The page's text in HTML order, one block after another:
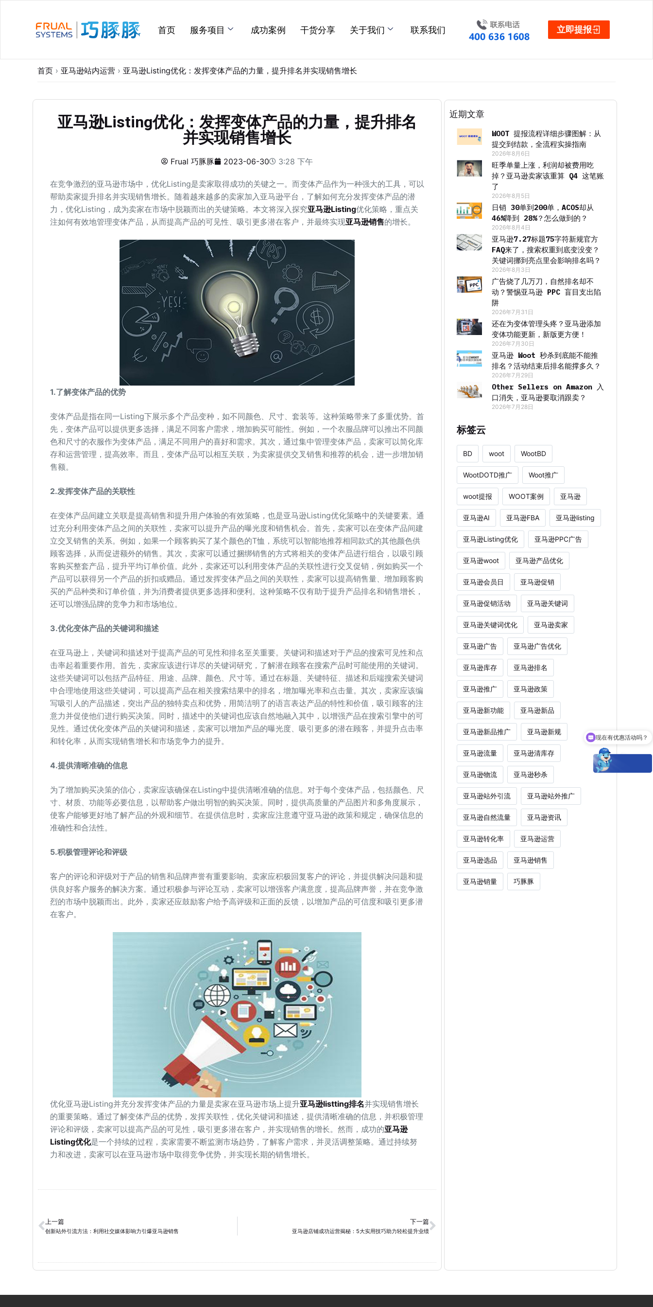
首页 服务项目 成功案例 干货分享 关于我们 联系我们 立即提报
首页 › 亚马逊站内运营 › 亚马逊Listing优化：发挥变体产品的力量，提升排名并实现销售增长
亚马逊Listing优化：发挥变体产品的力量，提升排名
并实现销售增长
Frual 巧豚豚 2023-06-30 3:28 下午
在竞争激烈的亚马逊市场中，优化Listing是卖家取得成功的关键之一。而变体产品作为一种强大的工具，可以
帮助卖家提升排名并实现销售增长。随着越来越多的卖家加入亚马逊平台，了解如何充分发挥变体产品的潜
力，优化Listing，成为卖家在市场中脱颖而出的关键策略。本文将深入探究亚马逊Listing优化策略，重点关
注如何有效地管理变体产品，从而提高产品的可见性、吸引更多潜在客户，并最终实现亚马逊销售的增长。
1.了解变体产品的优势
变体产品是指在同一Listing下展示多个产品变种，如不同颜色、尺寸、套装等。这种策略带来了多重优势。首
先，变体产品可以提供更多选择，满足不同客户需求，增加购买可能性。例如，一个衣服品牌可以推出不同颜
色和尺寸的衣服作为变体产品，满足不同用户的喜好和需求。其次，通过集中管理变体产品，卖家可以简化库
存和运营管理，提高效率。而且，变体产品可以相互关联，为卖家提供交叉销售和推荐的机会，进一步增加销
售额。
2.发挥变体产品的关联性
在变体产品间建立关联是提高销售和提升用户体验的有效策略，也是亚马逊Listing优化策略中的关键要素。通
过充分利用变体产品之间的关联性，卖家可以提升产品的曝光度和销售机会。首先，卖家可以在变体产品间建
立交叉销售的关系。例如，如果一个顾客购买了某个颜色的T恤，系统可以智能地推荐相同款式的其他颜色供
顾客选择，从而促进额外的销售。其次，卖家可以通过捆绑销售的方式将相关的变体产品进行组合，以吸引顾
客购买整套产品，提升平均订单价值。此外，卖家还可以利用变体产品的关联性进行交叉促销，例如购买一个
产品可以获得另一个产品的折扣或赠品。通过发挥变体产品之间的关联性，卖家可以提高销售量、增加顾客购
买的产品种类和订单价值，并为消费者提供更多选择和便利。这种策略不仅有助于提升产品排名和销售增长，
还可以增强品牌的竞争力和市场地位。
3.优化变体产品的关键词和描述
在亚马逊上，关键词和描述对于提高产品的可见性和排名至关重要。关键词和描述对于产品的搜索可见性和点
击率起着重要作用。首先，卖家应该进行详尽的关键词研究，了解潜在顾客在搜索产品时可能使用的关键词。
这些关键词可以包括产品特征、用途、品牌、颜色、尺寸等。通过在标题、关键特征、描述和后端搜索关键词
中合理地使用这些关键词，可以提高产品在相关搜索结果中的排名，增加曝光率和点击量。其次，卖家应该编
写吸引人的产品描述，突出产品的独特卖点和优势，用简洁明了的语言表达产品的特性和价值，吸引顾客的注
意力并促使他们进行购买决策。同时，描述中的关键词也应该自然地融入其中，以增强产品在搜索引擎中的可
见性。通过优化变体产品的关键词和描述，卖家可以增加产品的曝光度、吸引更多的潜在顾客，并提升点击率
和转化率，从而实现销售增长和市场竞争力的提升。
4.提供清晰准确的信息
为了增加购买决策的信心，卖家应该确保在Listing中提供清晰准确的信息。对于每个变体产品，包括颜色、尺
寸、材质、功能等必要信息，以帮助客户做出明智的购买决策。同时，提供高质量的产品图片和多角度展示，
使客户能够更好地了解产品的外观和细节。在提供信息时，卖家应注意遵守亚马逊的政策和规定，确保信息的
准确性和合法性。
5.积极管理评论和评级
客户的评论和评级对于产品的销售和品牌声誉有重要影响。卖家应积极回复客户的评论，并提供解决问题和提
供良好客户服务的解决方案。通过积极参与评论互动，卖家可以增强客户满意度，提高品牌声誉，并在竞争激
烈的市场中脱颖而出。此外，卖家还应鼓励客户给予高评级和正面的反馈，以增加产品的可信度和吸引更多潜
在客户。
优化亚马逊Listing并充分发挥变体产品的力量是卖家在亚马逊市场上提升亚马逊listting排名并实现销售增长
的重要策略。通过了解变体产品的优势，发挥关联性，优化关键词和描述，提供清晰准确的信息，并积极管理
评论和评级，卖家可以提高产品的可见性，吸引更多潜在客户，并实现销售的增长。然而，成功的亚马逊
Listing优化是一个持续的过程，卖家需要不断监测市场趋势，了解客户需求，并灵活调整策略。通过持续努
力和改进，卖家可以在亚马逊市场中取得竞争优势，并实现长期的销售增长。
上一篇
创新站外引流方法：利用社交媒体影响力引爆亚马逊销售
下一篇
亚马逊店铺成功运营揭秘：5大实用技巧助力轻松提升业绩
近期文章
WOOT 提报流程详细步骤图解：从
提交到结款，全流程实操指南
2026年8月6日
旺季单量上涨，利润却被费用吃
掉？亚马逊卖家该重算 Q4 这笔账
了
2026年8月5日
日销 30单到200单，ACOS却从
46%降到 28%？怎么做到的？
2026年8月4日
亚马逊7.27标题75字符新规官方
FAQ来了，搜索权重到底变没变？
关键词挪到亮点里会影响排名吗？
2026年8月3日
广告烧了几万刀，自然排名却不
动？警惕亚马逊 PPC 盲目支出陷
阱
2026年7月31日
还在为变体管理头疼？亚马逊添加
变体功能更新，新版更方便！
2026年7月30日
亚马逊 Woot 秒杀到底能不能推
排名？活动结束后排名能撑多久？
2026年7月29日
Other Sellers on Amazon 入
口消失，亚马逊要取消跟卖？
2026年7月28日
标签云
BD woot WootBD
WootDOTD推广 Woot推广
woot提报 WOOT案例 亚马逊
亚马逊AI 亚马逊FBA 亚马逊listing
亚马逊Listing优化 亚马逊PPC广告
亚马逊woot 亚马逊产品优化
亚马逊会员日 亚马逊促销
亚马逊促销活动 亚马逊关键词
亚马逊关键词优化 亚马逊卖家
亚马逊广告 亚马逊广告优化
亚马逊库存 亚马逊排名
亚马逊推广 亚马逊政策
亚马逊新功能 亚马逊新品
亚马逊新品推广 亚马逊新规
亚马逊流量 亚马逊清库存
亚马逊物流 亚马逊秒杀
亚马逊站外引流 亚马逊站外推广
亚马逊自然流量 亚马逊资讯
亚马逊转化率 亚马逊运营
亚马逊选品 亚马逊销售
亚马逊销量 巧豚豚
现在有优惠活动吗？